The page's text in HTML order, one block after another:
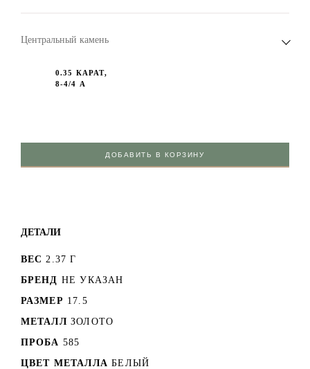
Центральный камень
0.35 КАРАТ,
8-4/4 А
ДОБАВИТЬ В КОРЗИНУ
ДЕТАЛИ
ВЕС 2.37 Г
БРЕНД НЕ УКАЗАН
РАЗМЕР 17.5
МЕТАЛЛ ЗОЛОТО
ПРОБА 585
ЦВЕТ МЕТАЛЛА БЕЛЫЙ